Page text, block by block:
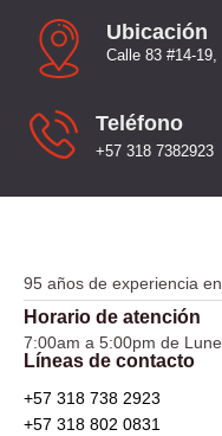
Ubicación
Calle 83 #14-
Teléfono
+57 318 7382923
95 años de experiencia
Horario de atención
7:00am a 5:00pm de
Líneas de contacto
+57 318 738 2923
+57 318 802 0831